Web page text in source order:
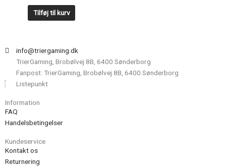
Tilføj til kurv
info@triergaming.dk
TrierGaming, Brobølvej 8B, 6400 Sønderborg
Fanpost: TrierGaming, Brobølvej 8B, 6400 Sønderborg
Listepunkt
Information
FAQ
Handelsbetingelser
Kundeservice
Kontakt os
Returnering